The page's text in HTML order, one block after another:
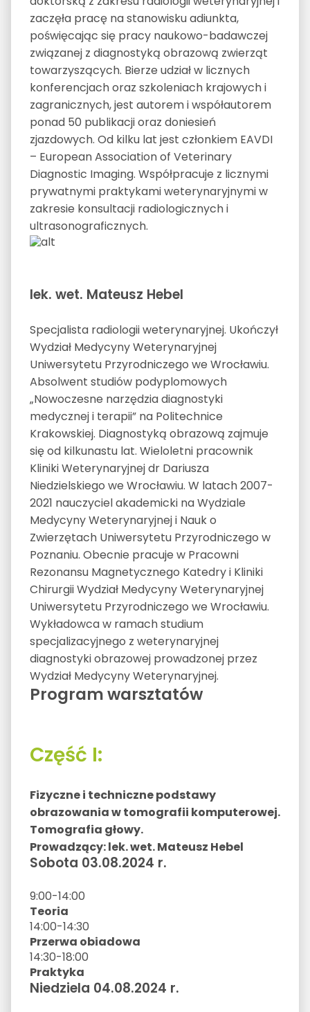
zaczęła pracę na stanowisku adiunkta,
poświęcając się pracy naukowo-badawczej
związanej z diagnostyką obrazową zwierząt
towarzyszących. Bierze udział w licznych
konferencjach oraz szkoleniach krajowych i
zagranicznych, jest autorem i współautorem
ponad 50 publikacji oraz doniesień
zjazdowych. Od kilku lat jest członkiem EAVDI
– European Association of Veterinary
Diagnostic Imaging. Współpracuje z licznymi
prywatnymi praktykami weterynaryjnymi w
zakresie konsultacji radiologicznych i
ultrasonograficznych.
lek. wet. Mateusz Hebel
Specjalista radiologii weterynaryjnej. Ukończył
Wydział Medycyny Weterynaryjnej
Uniwersytetu Przyrodniczego we Wrocławiu.
Absolwent studiów podyplomowych
„Nowoczesne narzędzia diagnostyki
medycznej i terapii” na Politechnice
Krakowskiej. Diagnostyką obrazową zajmuje
się od kilkunastu lat. Wieloletni pracownik
Kliniki Weterynaryjnej dr Dariusza
Niedzielskiego we Wrocławiu. W latach 2007-
2021 nauczyciel akademicki na Wydziale
Medycyny Weterynaryjnej i Nauk o
Zwierzętach Uniwersytetu Przyrodniczego w
Poznaniu. Obecnie pracuje w Pracowni
Rezonansu Magnetycznego Katedry i Kliniki
Chirurgii Wydział Medycyny Weterynaryjnej
Uniwersytetu Przyrodniczego we Wrocławiu.
Wykładowca w ramach studium
specjalizacyjnego z weterynaryjnej
diagnostyki obrazowej prowadzonej przez
Wydział Medycyny Weterynaryjnej.
Program warsztatów
Część I:
Fizyczne i techniczne podstawy
obrazowania w tomografii komputerowej.
Tomografia głowy.
Prowadzący: lek. wet. Mateusz Hebel
Sobota 03.08.2024 r.
9:00-14:00
Teoria
14:00-14:30
Przerwa obiadowa
14:30-18:00
Praktyka
Niedziela 04.08.2024 r.